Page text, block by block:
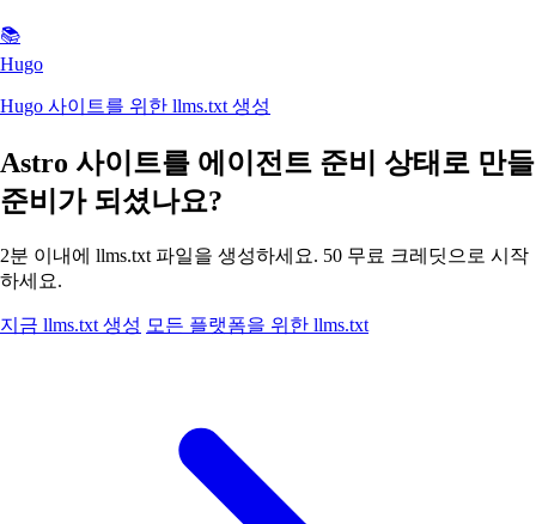
📚
Hugo
Hugo 사이트를 위한 llms.txt 생성
Astro 사이트를 에이전트 준비 상태로 만들
준비가 되셨나요?
2분 이내에 llms.txt 파일을 생성하세요. 50 무료 크레딧으로 시작
하세요.
지금 llms.txt 생성 모든 플랫폼을 위한 llms.txt